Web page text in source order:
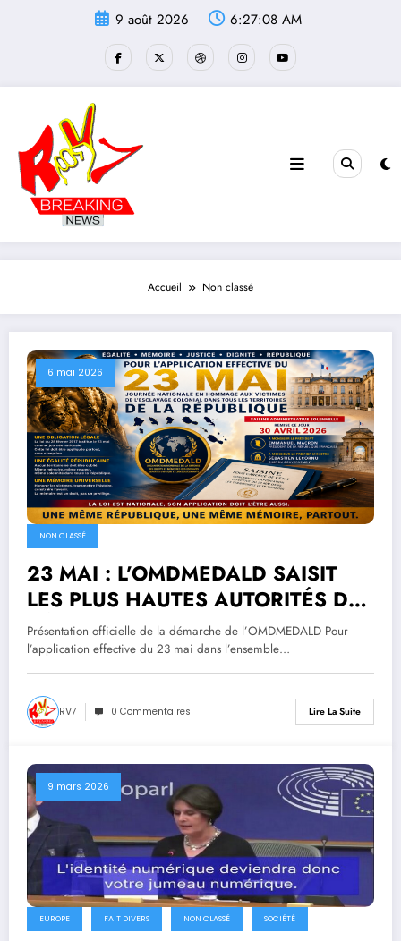
9 août 2026 6:27:09 AM
Accueil Non classé
6 mai 2026
NON CLASSÉ
23 MAI : L’OMDMEDALD SAISIT
LES PLUS HAUTES AUTORITÉS DE
L’ÉTAT POUR CARENCE
D’APPLICATION DE LA LOI DANS
LES OUTRE-MER
Présentation officielle de la démarche de l’OMDMEDALD Pour
l’application effective du 23 mai dans l’ensemble…
RV7 0 Commentaires Lire La Suite
9 mars 2026
EUROPE FAIT DIVERS NON CLASSÉ SOCIÉTÉ